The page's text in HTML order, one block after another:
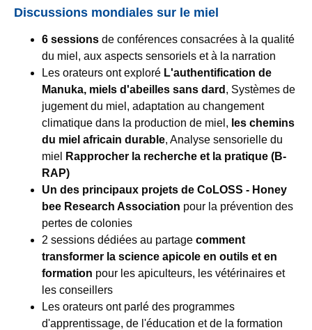
Discussions mondiales sur le miel
6 sessions de conférences consacrées à la qualité
du miel, aux aspects sensoriels et à la narration
Les orateurs ont exploré L'authentification de
Manuka, miels d'abeilles sans dard , Systèmes de
jugement du miel, adaptation au changement
climatique dans la production de miel, les chemins
du miel africain durable, Analyse sensorielle du
miel
Rapprocher la recherche et la pratique (B-
RAP)
Un des principaux projets de CoLOSS - Honey
bee Research Association pour la prévention des
pertes de colonies
2 sessions dédiées au partage comment
transformer la science apicole en outils et en
formation pour les apiculteurs, les vétérinaires et
les conseillers
Les orateurs ont parlé des programmes
d'apprentissage, de l'éducation et de la formation